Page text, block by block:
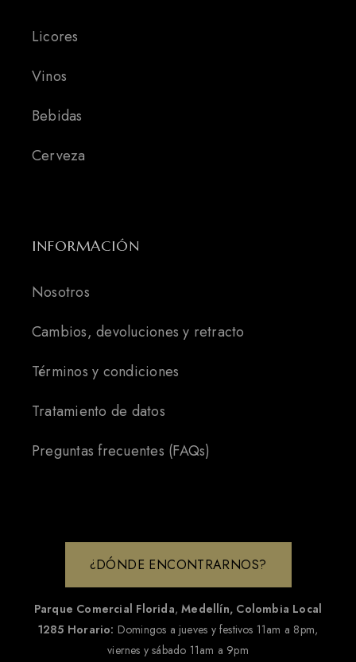
Licores
Vinos
Bebidas
Cerveza
INFORMACIÓN
Nosotros
Cambios, devoluciones y retracto
Términos y condiciones
Tratamiento de datos
Preguntas frecuentes (FAQs)
¿DÓNDE ENCONTRARNOS?
Parque Comercial Florida,Medellín, Colombia Local
1285 Horario: Domingos a jueves y festivos 11am a 8pm,
viernes y sábado 11am a 9pm